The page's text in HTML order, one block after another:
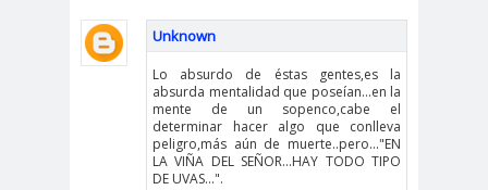
Unknown
Lo absurdo de éstas gentes,es la
absurda mentalidad que poseían...en la
mente de un sopenco,cabe el
determinar hacer algo que conlleva
peligro,más aún de muerte..pero..."EN
LA VIÑA DEL SEÑOR...HAY TODO TIPO
DE UVAS...".